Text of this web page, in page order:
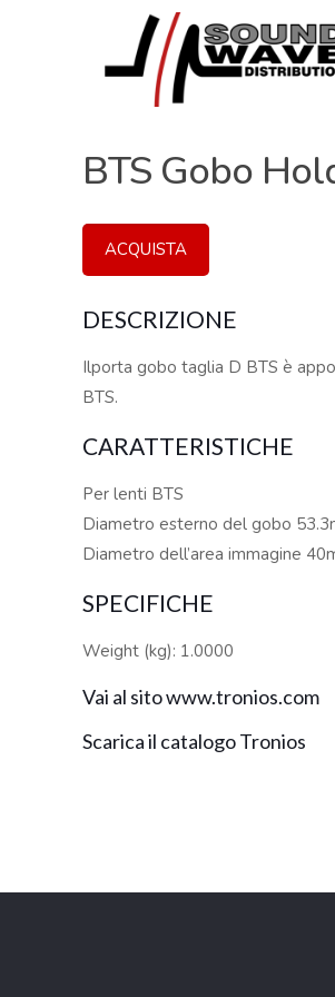
BTS Gobo
ACQUISTA
DESCRIZIONE
Ilporta gobo taglia D BTS è
BTS.
CARATTERISTICHE
Per lenti BTS
Diametro esterno del gobo
Diametro dell’area immagine
SPECIFICHE
Weight (kg): 1.0000
Vai al sito www.tronios.com
Scarica il catalogo Tronios